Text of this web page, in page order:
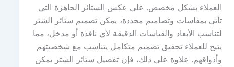
العملاء بشكل مخصص. على عكس الستائر الجاهزة التي
تأتي بمقاسات وتصاميم محددة، يمكن تصميم ستائر الشتر
لتناسب الأبعاد والقياسات الدقيقة لأي نافذة أو مدخل، مما
يتيح للعملاء تحقيق تصميم متكامل يتناسب مع شخصيتهم
وأذواقهم. علاوة على ذلك، فإن تفصيل ستائر الشتر يمكن